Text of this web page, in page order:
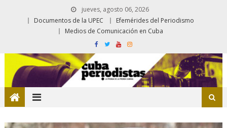
jueves, agosto 06, 2026
Documentos de la UPEC
Efemérides del Periodismo
Medios de Comunicación en Cuba